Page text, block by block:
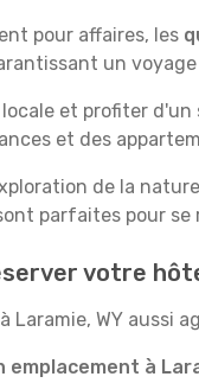
pour affaires, les
un
et profiter
et des
de la
parfaites pour se
votre
Laramie, WY aussi
emplacement à